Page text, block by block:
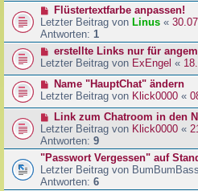
Flüstertextfarbe anpassen!
Letzter Beitrag von Linus «
Antworten: 1
erstellte Links nur für
Letzter Beitrag von ExEngel «
Name "HauptChat" ändern
Letzter Beitrag von Klick0000 «
Link zum Chatroom in den
Letzter Beitrag von Klick0000 «
Antworten: 9
"Passwort Vergessen" auf
Letzter Beitrag von BumBumBass
Antworten: 6